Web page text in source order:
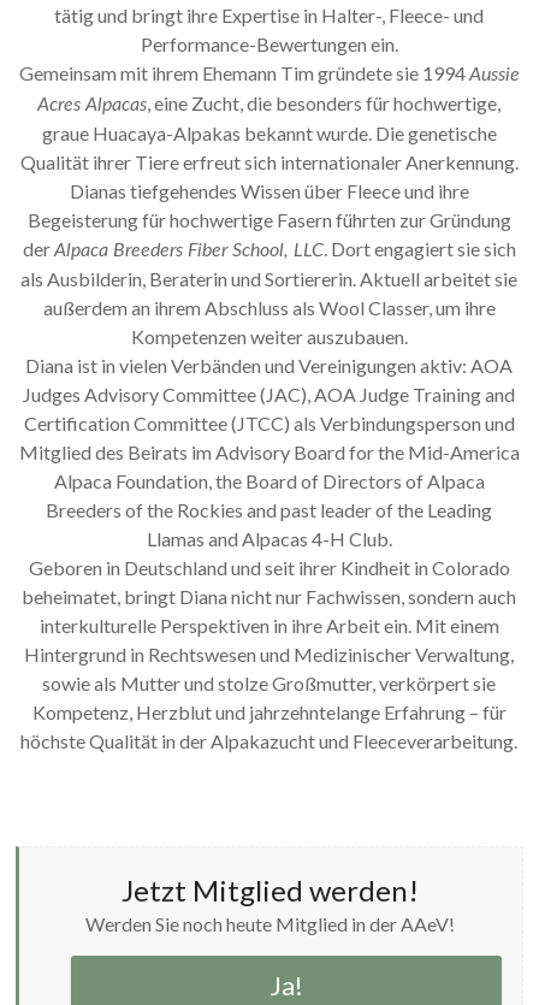
tätig und bringt ihre Expertise in Halter-, Fleece- und
Performance-Bewertungen ein.
Gemeinsam mit ihrem Ehemann Tim gründete sie 1994Aussie
Acres Alpacas, eine Zucht, die besonders für hochwertige,
graue Huacaya-Alpakas bekannt wurde. Die genetische
Qualität ihrer Tiere erfreut sich internationaler Anerkennung.
Dianas tiefgehendes Wissen über Fleece und ihre
Begeisterung für hochwertige Fasern führten zur Gründung
derAlpaca Breeders Fiber School, LLC. Dort engagiert sie sich
als Ausbilderin, Beraterin und Sortiererin. Aktuell arbeitet sie
außerdem an ihrem Abschluss als Wool Classer, um ihre
Kompetenzen weiter auszubauen.
Diana ist in vielen Verbänden und Vereinigungen aktiv: AOA
Judges Advisory Committee (JAC), AOA Judge Training and
Certification Committee (JTCC) als Verbindungsperson und
Mitglied des Beirats im Advisory Board for the Mid-America
Alpaca Foundation, the Board of Directors of Alpaca
Breeders of the Rockies and past leader of the Leading
Llamas and Alpacas 4-H Club.
Geboren in Deutschland und seit ihrer Kindheit in Colorado
beheimatet, bringt Diana nicht nur Fachwissen, sondern auch
interkulturelle Perspektiven in ihre Arbeit ein. Mit einem
Hintergrund in Rechtswesen und Medizinischer Verwaltung,
sowie als Mutter und stolze Großmutter, verkörpert sie
Kompetenz, Herzblut und jahrzehntelange Erfahrung – für
höchste Qualität in der Alpakazucht und Fleeceverarbeitung.
Jetzt Mitglied werden!
Werden Sie noch heute Mitglied in der AAeV!
Ja!